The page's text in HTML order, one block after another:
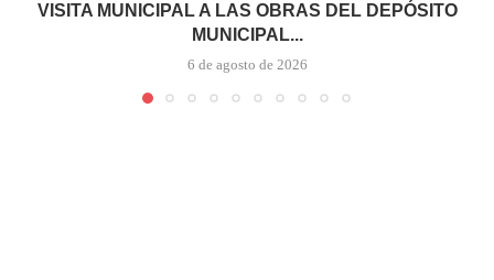
VISITA MUNICIPAL A LAS OBRAS DEL DEPÓSITO
MUNICIPAL...
6 de agosto de 2026